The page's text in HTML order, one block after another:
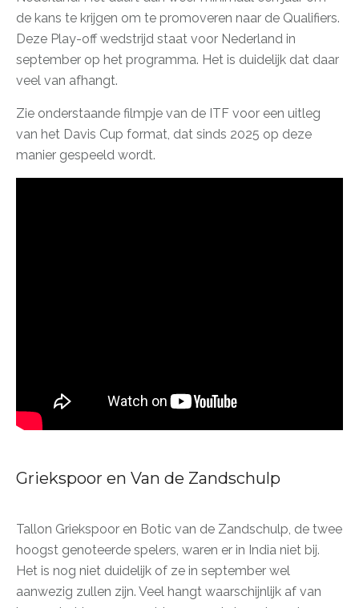
de kans te krijgen om te promoveren naar de Qualifiers.
Deze Play-off wedstrijd staat voor Nederland in
september op het programma. Het is duidelijk dat daar
veel van afhangt.
Zie onderstaande filmpje van de ITF voor een uitleg
van het Davis Cup format, dat sinds 2025 op deze
manier gespeeld wordt.
Griekspoor en Van de Zandschulp
Tallon Griekspoor en Botic van de Zandschulp, de twee
hoogst genoteerde spelers, waren er in India niet bij.
Het is nog niet duidelijk of ze in september wel
aanwezig zullen zijn. Veel hangt waarschijnlijk af van